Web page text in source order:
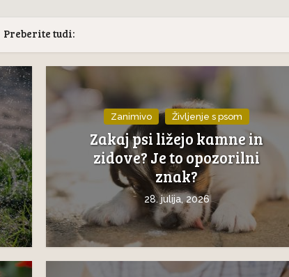
Preberite tudi:
Zanimivo Življenje s psom
Zakaj psi ližejo kamne in
zidove? Je to opozorilni
znak?
28. julija, 2026